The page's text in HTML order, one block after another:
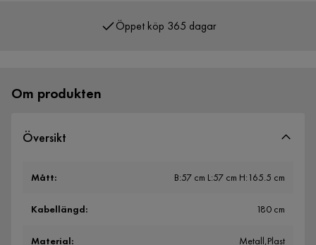
Öppet köp 365 dagar
Om produkten
Översikt
Mått: B:57 cm L:57 cm H:165.5 cm
Kabellängd: 180 cm
Material: Metall,Plast